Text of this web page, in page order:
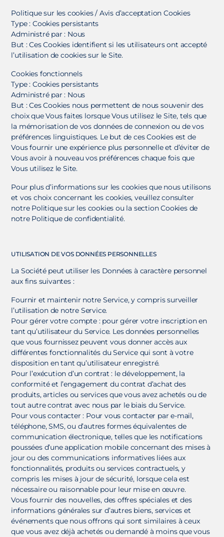
Politique sur les cookies / Avis d’acceptation Cookies
Type : Cookies persistants
Administré par : Nous
But : Ces Cookies identifient si les utilisateurs ont accepté
l’utilisation de cookies sur le Site.
Cookies fonctionnels
Type : Cookies persistants
Administré par : Nous
But : Ces Cookies nous permettent de nous souvenir des
choix que Vous faites lorsque Vous utilisez le Site, tels que
la mémorisation de vos données de connexion ou de vos
préférences linguistiques. Le but de ces Cookies est de
Vous fournir une expérience plus personnelle et d’éviter de
Vous avoir à nouveau vos préférences chaque fois que
Vous utilisez le Site.
Pour plus d’informations sur les cookies que nous utilisons
et vos choix concernant les cookies, veuillez consulter
notre Politique sur les cookies ou la section Cookies de
notre Politique de confidentialité.
UTILISATION DE VOS DONNÉES PERSONNELLES
La Société peut utiliser les Données à caractère personnel
aux fins suivantes :
Fournir et maintenir notre Service, y compris surveiller
l’utilisation de notre Service.
Pour gérer votre compte : pour gérer votre inscription en
tant qu’utilisateur du Service. Les données personnelles
que vous fournissez peuvent vous donner accès aux
différentes fonctionnalités du Service qui sont à votre
disposition en tant qu’utilisateur enregistré.
Pour l’exécution d’un contrat : le développement, la
conformité et l’engagement du contrat d’achat des
produits, articles ou services que vous avez achetés ou de
tout autre contrat avec nous par le biais du Service.
Pour vous contacter : Pour vous contacter par e-mail,
téléphone, SMS, ou d’autres formes équivalentes de
communication électronique, telles que les notifications
poussées d’une application mobile concernant des mises à
jour ou des communications informatives liées aux
fonctionnalités, produits ou services contractuels, y
compris les mises à jour de sécurité, lorsque cela est
nécessaire ou raisonnable pour leur mise en œuvre.
Vous fournir des nouvelles, des offres spéciales et des
informations générales sur d’autres biens, services et
événements que nous offrons qui sont similaires à ceux
que vous avez déjà achetés ou demandé à moins que vous